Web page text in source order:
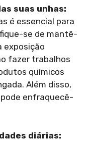
suas unhas:
é essencial para
se de mantê-
exposição
fazer trabalhos
químicos
Além disso,
enfraquecê-
diárias: